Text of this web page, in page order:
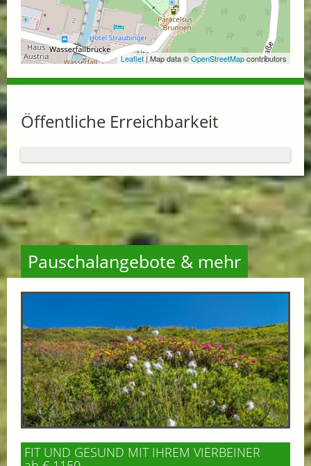
Leaflet| Map data ©OpenStreetMapcontributors
Öffentliche Erreichbarkeit
Pauschalangebote & mehr
FIT UND GESUND MIT IHREM VIERBEINER